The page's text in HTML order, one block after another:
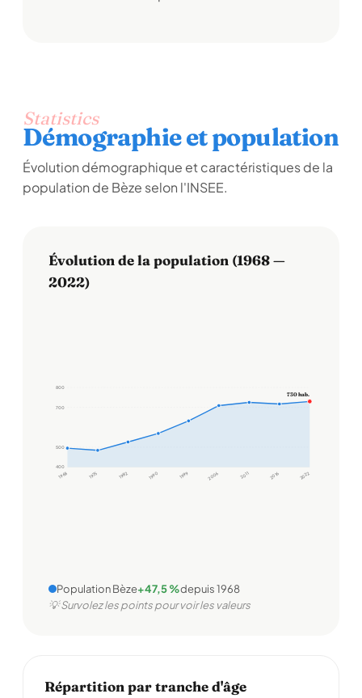
Statistics
Démographie et population
Évolution démographique et caractéristiques de la
population de Bèze selon l'INSEE.
Évolution de la population (1968 —
2022)
400
500
700
800
1968 1975 1982 1990 1999 2006 2011 2016 2022
730 hab.
Population Bèze+47,5 %depuis 1968
💡 Survolez les points pour voir les valeurs
Répartition par tranche d'âge